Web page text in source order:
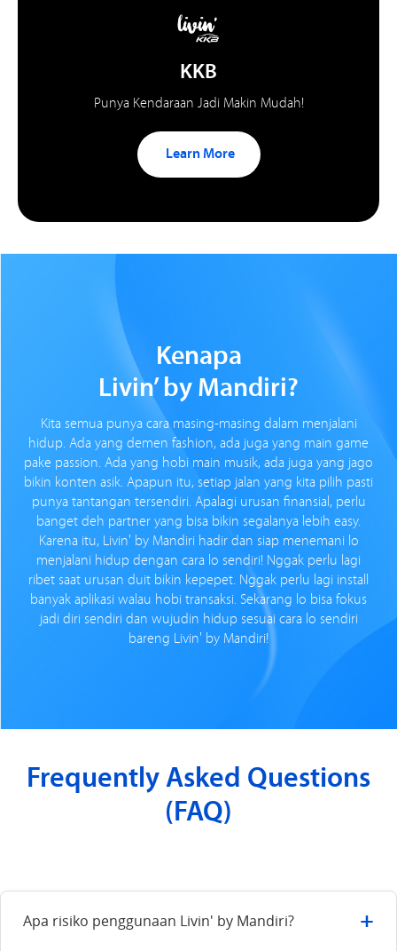
KKB
Punya Kendaraan Jadi Makin Mudah!
Learn More
Kenapa
Livin’ by Mandiri?
Kita semua punya cara masing-masing dalam menjalani
hidup. Ada yang demen fashion, ada juga yang main game
pake passion. Ada yang hobi main musik, ada juga yang jago
bikin konten asik. Apapun itu, setiap jalan yang kita pilih pasti
punya tantangan tersendiri. Apalagi urusan finansial, perlu
banget deh partner yang bisa bikin segalanya lebih easy.
Karena itu, Livin' by Mandiri hadir dan siap menemani lo
menjalani hidup dengan cara lo sendiri! Nggak perlu lagi
ribet saat urusan duit bikin kepepet. Nggak perlu lagi install
banyak aplikasi walau hobi transaksi. Sekarang lo bisa fokus
jadi diri sendiri dan wujudin hidup sesuai cara lo sendiri
bareng Livin' by Mandiri!
Frequently Asked Questions
(FAQ)
Apa risiko penggunaan Livin' by Mandiri? +